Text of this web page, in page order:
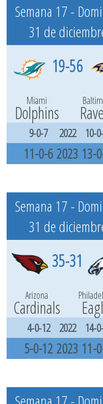
Semana 17 -
31 de
19-56
Miami
Dolphins
9-0-7 2022 10-
11-0-6 2023 13-
Semana 17 -
31 de
35-31
Arizona
Cardinals
4-0-12 2022 14-
5-0-12 2023 11-